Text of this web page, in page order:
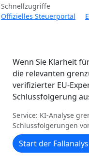
Schnellzugriffe
Offizielles Steuerportal
Wenn Sie Klarheit
die relevanten
verifizierter EU-
Schlussfolgerung
Service: KI-Analyse
Schlussfolgerungen
Start der